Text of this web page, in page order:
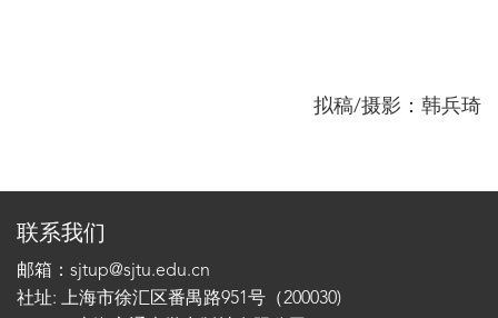
拟稿/摄影：韩兵琦
联系我们
邮箱：sjtup@sjtu.edu.cn
社址: 上海市徐汇区番禺路951号（200030)